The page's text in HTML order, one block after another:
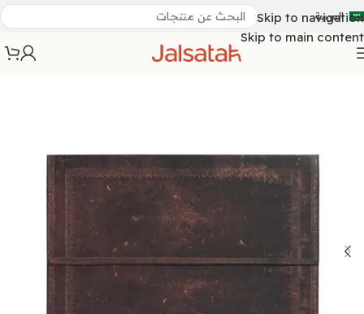
Skip to navigation
Skip to main content
العربية